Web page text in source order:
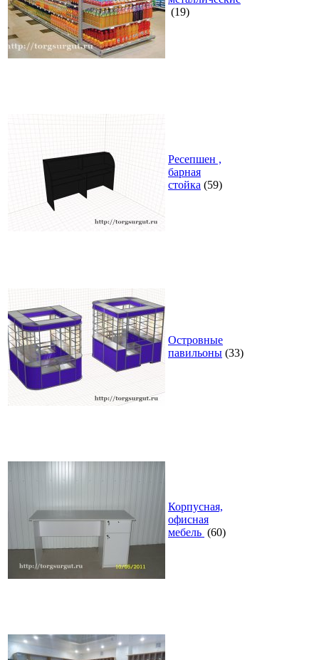
(19)
Ресепшен ,
барная
стойка (59)
Островные
павильоны (33)
Корпусная,
офисная
мебель (60)